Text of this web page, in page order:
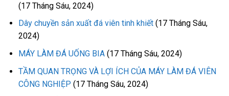
(17 Tháng Sáu, 2024)
Dây chuyền sản xuất đá viên tinh khiết (17 Tháng Sáu,
2024)
MÁY LÀM ĐÁ UỐNG BIA (17 Tháng Sáu, 2024)
TẦM QUAN TRỌNG VÀ LỢI ÍCH CỦA MÁY LÀM ĐÁ VIÊN
CÔNG NGHIỆP (17 Tháng Sáu, 2024)